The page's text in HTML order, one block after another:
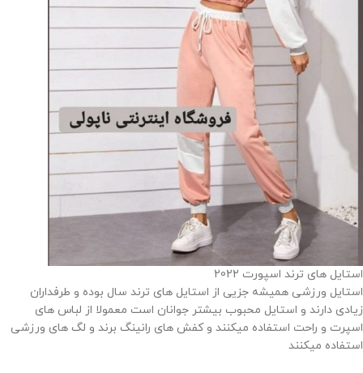
استایل های ترند اسپورت 2022
استایل ورزشی همیشه جزیی از استایل های ترند سال بوده و طرفداران
زیادی دارند و استایل محبوب بیشتر جوانان است معمولا از لباس های
اسپرت و راحت استفاده میکنند و کفش های رانینگ برند و لگ های ورزشی
استفاده میکنند